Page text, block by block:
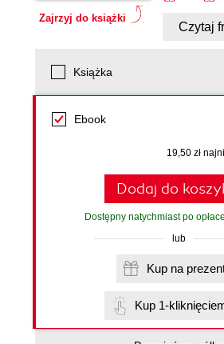
Zajrzyj do książki
Czytaj
Książka
Ebook
19,50 zł
Dodaj do
Dostępny natychmiast po
lub
Kup na
Kup 1-